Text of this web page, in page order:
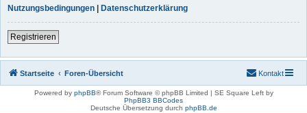
Nutzungsbedingungen
Datenschutzerklärung
Registrieren
Startseite Foren-Übersicht Kontakt
Powered by phpBB® Forum Software © phpBB Limited | SE Square Left by
PhpBB3 BBCodes
Deutsche Übersetzung durch phpBB.de